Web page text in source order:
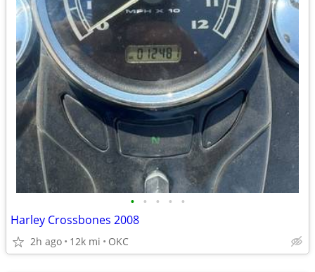
• • • • •
Harley Crossbones 2008
2h ago 12k mi OKC